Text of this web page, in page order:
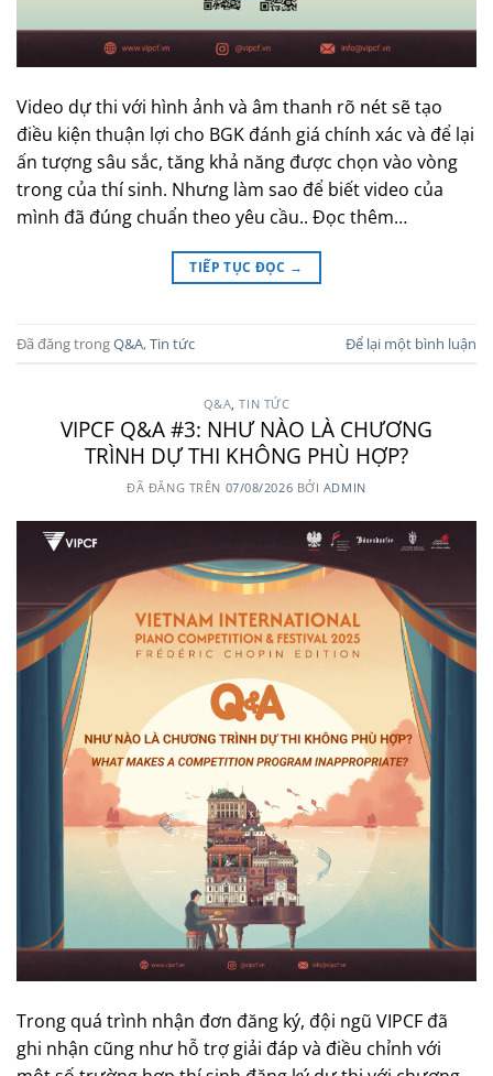
Video dự thi với hình ảnh và âm thanh rõ nét sẽ tạo
điều kiện thuận lợi cho BGK đánh giá chính xác và để lại
ấn tượng sâu sắc, tăng khả năng được chọn vào vòng
trong của thí sinh. Nhưng làm sao để biết video của
mình đã đúng chuẩn theo yêu cầu.. Đọc thêm…
TIẾP TỤC ĐỌC →
Đã đăng trongQ&A,Tin tức Để lại một bình luận
Q&A,TIN TỨC
VIPCF Q&A #3: NHƯ NÀO LÀ CHƯƠNG
TRÌNH DỰ THI KHÔNG PHÙ HỢP?
ĐÃ ĐĂNG TRÊN 07/08/2026 BỞI ADMIN
Trong quá trình nhận đơn đăng ký, đội ngũ VIPCF đã
ghi nhận cũng như hỗ trợ giải đáp và điều chỉnh với